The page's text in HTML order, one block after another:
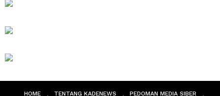
HOME TENTANG KADENEWS PEDOMAN MEDIA SIBER